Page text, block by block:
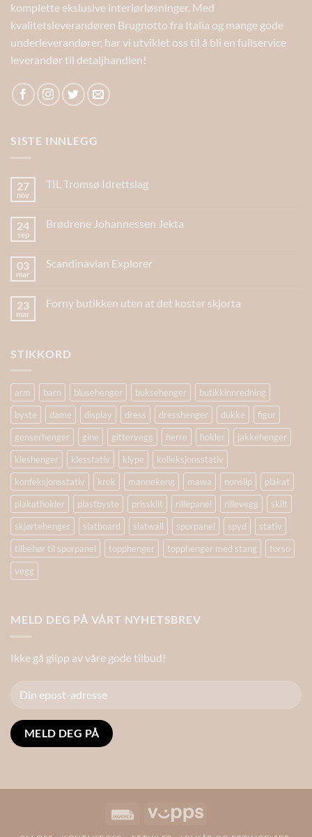
komplette ekslusive interiørløsninger. Med
kvalitetsleverandøren Brugnotto fra Italia og mange gode
underleverandører, har vi utviklet oss til å bli en fullservice
leverandør til detaljhandlen!
SISTE INNLEGG
27
nov
TIL Tromsø Idrettslag
24
sep
Brødrene Johannessen Jekta
03
mar
Scandinavian Explorer
23
mar
Forny butikken uten at det koster skjorta
STIKKORD
arm barn blusehenger buksehenger
butikkinnredning
byste
dame display dress dresshenger dukke
figur
genserhenger
gine gittervegg herre holder
jakkehenger
kleshenger
klesstativ klype
kolleksjonsstativ
konfeksjonsstativ
krok mannekeng mawa nonslip
plakat
plakatholder
plastbyste prisskilt rillepanel rillevegg
skilt
skjørtehenger
slatboard slatwall sporpanel spyd
stativ
tilbehør til sporpanel
topphenger topphenger med stang
torso
vegg
MELD DEG PÅ VÅRT NYHETSBREV
Ikke gå glipp av våre gode tilbud!
Invoice Vipps